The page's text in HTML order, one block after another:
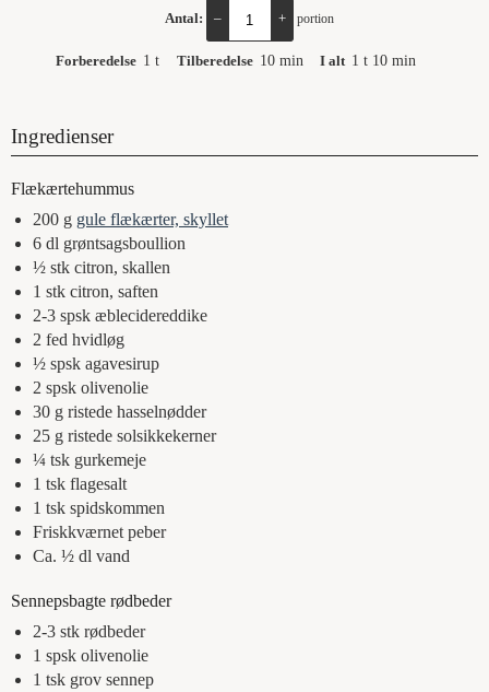
Antal: – + portion
Forberedelse 1 t Tilberedelse 10 min I alt 1 t 10 min
Ingredienser
Flækærtehummus
200 g gule flækærter, skyllet
6 dl grøntsagsboullion
½ stk citron, skallen
1 stk citron, saften
2-3 spsk æblecidereddike
2 fed hvidløg
½ spsk agavesirup
2 spsk olivenolie
30 g ristede hasselnødder
25 g ristede solsikkekerner
¼ tsk gurkemeje
1 tsk flagesalt
1 tsk spidskommen
Friskkværnet peber
Ca. ½ dl vand
Sennepsbagte rødbeder
2-3 stk rødbeder
1 spsk olivenolie
1 tsk grov sennep